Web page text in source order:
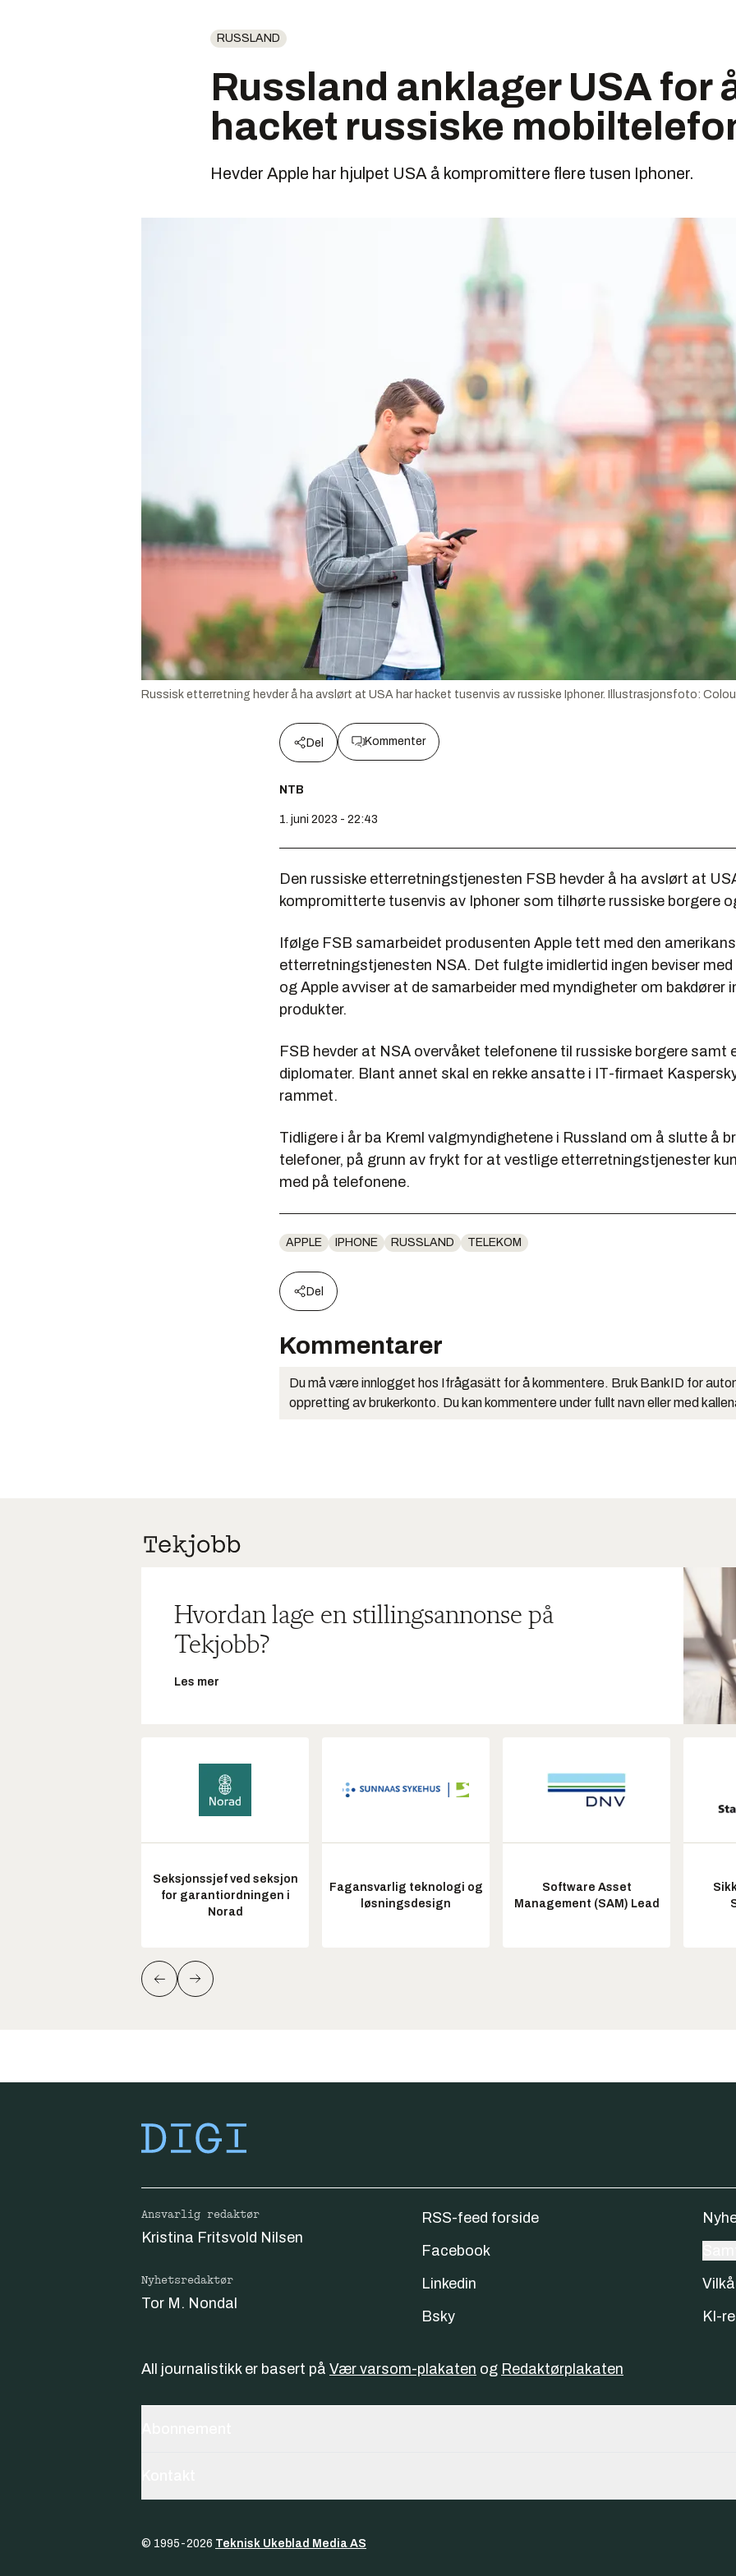
RUSSLAND
Russland anklager USA for
hacket russiske
Hevder Apple har hjulpet USA å kompromittere flere tusen Iphoner.
Russisk etterretning hevder å ha avslørt at USA har hacket tusenvis av russiske Iphoner. Illustrasjonsfoto:
Del Kommenter
NTB
1. juni 2023 - 22:43
Den russiske etterretningstjenesten FSB hevder å ha avslørt at
kompromitterte tusenvis av Iphoner som tilhørte russiske borgere
Ifølge FSB samarbeidet produsenten Apple tett med den
etterretningstjenesten NSA. Det fulgte imidlertid ingen beviser
og Apple avviser at de samarbeider med myndigheter om bakdører
produkter.
FSB hevder at NSA overvåket telefonene til russiske borgere samt
diplomater. Blant annet skal en rekke ansatte i IT-firmaet
rammet.
Tidligere i år ba Kreml valgmyndighetene i Russland om å slutte å
telefoner, på grunn av frykt for at vestlige etterretningstjenester
med på telefonene.
APPLE IPHONE RUSSLAND TELEKOM
Del
Kommentarer
Du må være innlogget hos Ifrågasätt for å kommentere. Bruk BankID for
oppretting av brukerkonto. Du kan kommentere under fullt navn eller med
Hvordan lage en stillingsannonse på
Tekjobb?
Les mer
Seksjonssjef ved seksjon
for garantiordningen i
Norad
Fagansvarlig teknologi og
løsningsdesign
Software Asset
Management (SAM) Lead
Ansvarlig redaktør
Kristina Fritsvold Nilsen
Nyhetsredaktør
Tor M. Nondal
RSS-feed forside
Facebook
Linkedin
Bsky
KI-
All journalistikk er basert på Vær varsom-plakaten og Redaktørplakaten
© 1995-2026 Teknisk Ukeblad Media AS